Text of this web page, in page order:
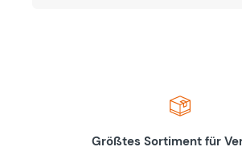
Größtes Sortiment für